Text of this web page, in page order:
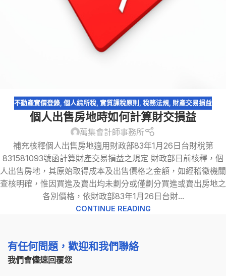
不動產實價登錄 個人綜所稅 實質課稅原則 稅務法規 財產交易損益
個人出售房地時如何計算財交損益
萬集會計師事務所
補充核釋個人出售房地適用財政部83年1月26日台財稅第
831581093號函計算財產交易損益之規定 財政部日前核釋，個
人出售房地，其原始取得成本及出售價格之金額，如經稽徵機關
查核明確，惟因買進及賣出均未劃分或僅劃分買進或賣出房地之
各別價格，依財政部83年1月26日台財...
CONTINUE READING
有任何問題，歡迎和我們聯絡
我們會儘速回覆您